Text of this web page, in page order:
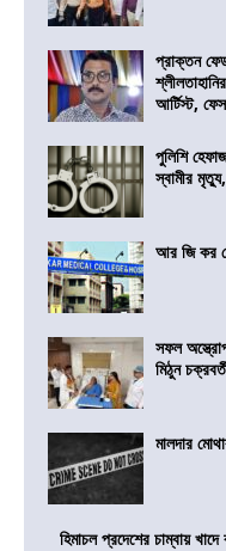
প্রাক্তন
আর্টিস্ট,
পুলিশি
স্বামীর
আর জি কর
সফল
মিঠুন
মালদার
হিমাচল প্রদেশের চাম্বায়